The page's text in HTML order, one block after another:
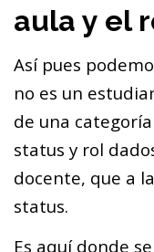
aula y el
Así pues
no es un
de una
status y rol
docente, que a
status.
Es aquí donde